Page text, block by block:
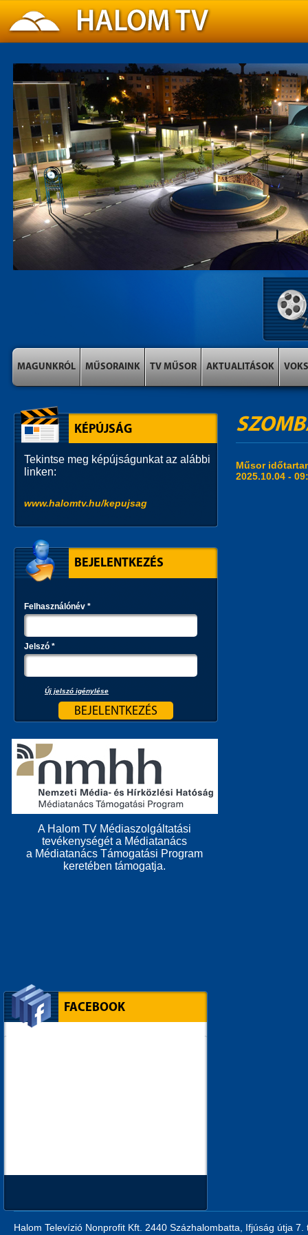
MAGUNKRÓL MŰSORAINK TV MŰSOR AKTUALITÁSOK VOKS
Műsor
2025.10.04 -
KÉPÚJSÁG
Tekintse meg képújságunkat az alábbi
linken:
www.halomtv.hu/kepujsag
BEJELENTKEZÉS
Felhasználónév *
Jelszó *
Új jelszó igénylése
A Halom TV Médiaszolgáltatási
tevékenységét a Médiatanács
a Médiatanács Támogatási Program
keretében támogatja.
FACEBOOK
Halom Televízió Nonprofit Kft. 2440 Százhalombatta, Ifjúság útja